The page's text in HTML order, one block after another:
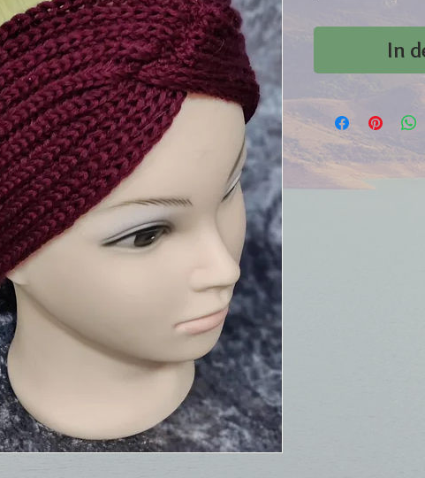
In